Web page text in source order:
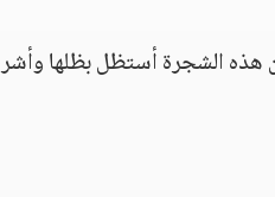
هذه الشجرة أستظل بظلها